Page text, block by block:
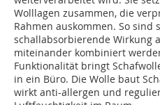
Wolllagen zusammen, die
Rahmen auskommen. So sind
schallabsorbierende Wirkung
miteinander kombiniert
Funktionalität bringt
in ein Büro. Die Wolle baut
wirkt anti-allergen und